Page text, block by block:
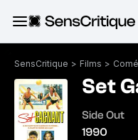
SensCritique > Films >
Set
Side Out
1990